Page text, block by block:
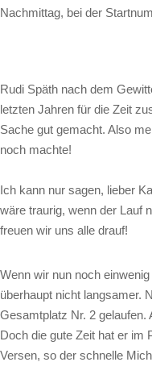
Nachmittag, bei der
Rudi Späth nach dem
letzten Jahren für die Zeit
Sache gut gemacht. Also
noch machte!
Ich kann nur sagen, lieber
wäre traurig, wenn der Lauf
freuen wir uns alle drauf!
Wenn wir nun noch
überhaupt nicht langsamer.
Gesamtplatz Nr. 2
Doch die gute Zeit hat er im
Versen, so der schnelle